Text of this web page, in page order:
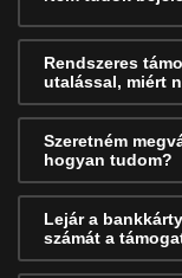
Rendszeres
utalással, miért
Szeretném
hogyan tudom?
Lejár a
számát a